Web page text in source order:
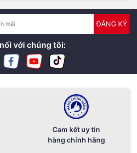
ĐĂNG KÝ
với chúng tôi:
Cam kết uy tín
hàng chính hãng